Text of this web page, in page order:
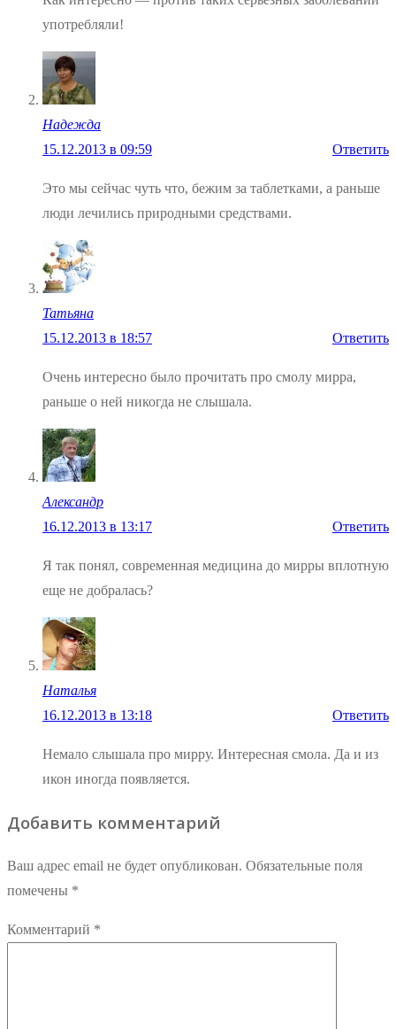
употребляли!
Надежда
15.12.2013 в 09:59
Ответить
Это мы сейчас чуть что, бежим за таблетками, а раньше
люди лечились природными средствами.
Татьяна
15.12.2013 в 18:57
Ответить
Очень интересно было прочитать про смолу мирра,
раньше о ней никогда не слышала.
Александр
16.12.2013 в 13:17
Ответить
Я так понял, современная медицина до мирры вплотную
еще не добралась?
Наталья
16.12.2013 в 13:18
Ответить
Немало слышала про мирру. Интересная смола. Да и из
икон иногда появляется.
Добавить комментарий
Ваш адрес email не будет опубликован. Обязательные поля
помечены *
Комментарий *